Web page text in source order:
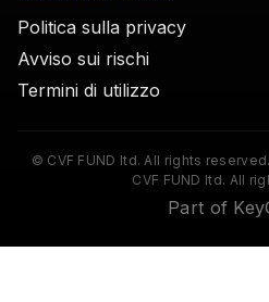
Politica sulla privacy
Avviso sui rischi
Termini di utilizzo
© CVF FUND ltd. All rights
CVF FUND ltd. All
Part of